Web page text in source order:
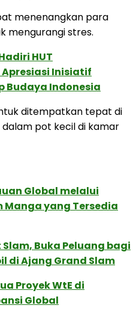
menenangkan para
mengurangi stres.
HUT
Inisiatif
Budaya Indonesia
ditempatkan tepat di
pot kecil di kamar
Global melalui
Manga yang Tersedia
Slam, Buka Peluang bagi
di Ajang Grand Slam
Proyek WtE di
Global